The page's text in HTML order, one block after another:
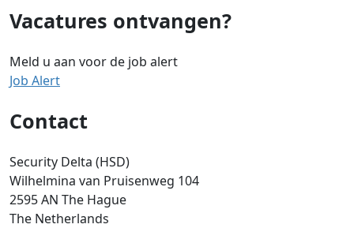
Vacatures ontvangen?
Meld u aan voor de job alert
Job Alert
Contact
Security Delta (HSD)
Wilhelmina van Pruisenweg 104
2595 AN The Hague
The Netherlands